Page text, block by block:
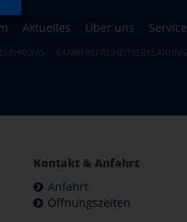
Aktuelles Über uns Service
BARRIEREFREIHEITSERKLÄRUNG
Kontakt & Anfahrt
Anfahrt
Öffnungszeiten